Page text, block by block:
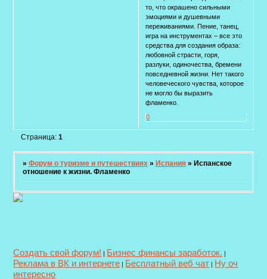
то, что окрашено сильными
эмоциями и душевными
переживаниями. Пение, танец,
игра на инструментах – все это
средства для создания образа:
любовной страсти, горя,
разлуки, одиночества, бремени
повседневной жизни. Нет такого
человеческого чувства, которое
не могло бы выразить
фламенко.
0
Страница: 1
» Форум о туризме и путешествиях » Испания » Испанское
отношение к жизни. Фламенко
Создать свой форум! | Бизнес финансы заработок. |
Реклама в ВК и интернете | Бесплатный веб чат | Ну оч
интересно